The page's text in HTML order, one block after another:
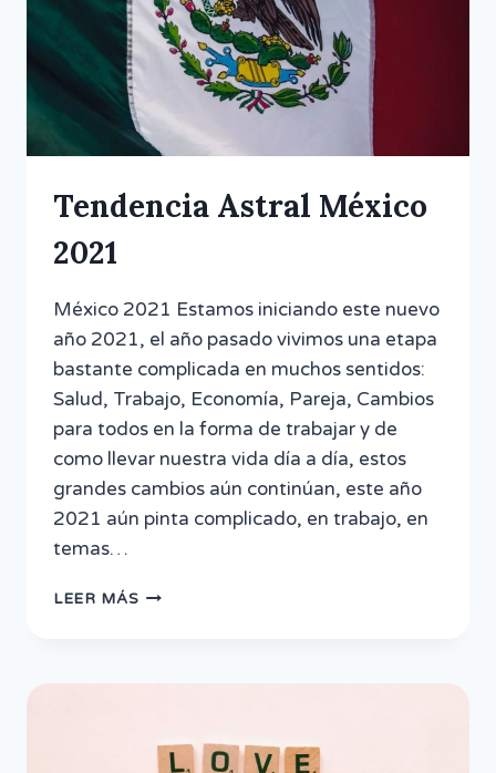
Tendencia Astral México
2021
México 2021 Estamos iniciando este nuevo
año 2021, el año pasado vivimos una etapa
bastante complicada en muchos sentidos:
Salud, Trabajo, Economía, Pareja, Cambios
para todos en la forma de trabajar y de
como llevar nuestra vida día a día, estos
grandes cambios aún continúan, este año
2021 aún pinta complicado, en trabajo, en
temas…
LEER MÁS TENDENCIA